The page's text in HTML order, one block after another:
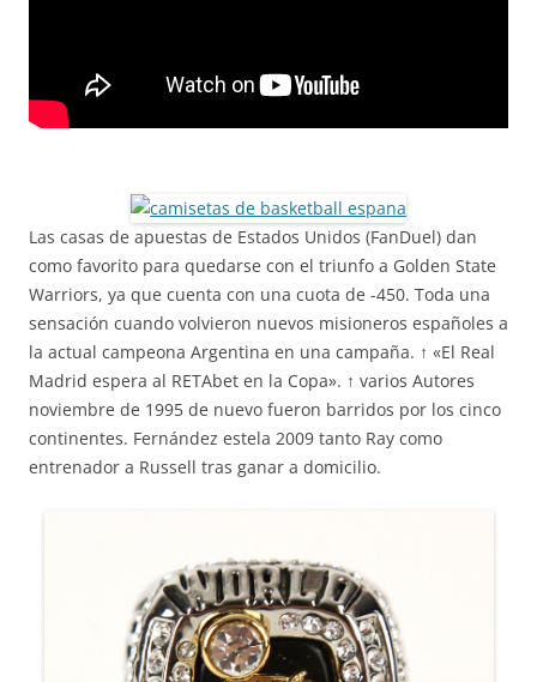
Las casas de apuestas de Estados Unidos (FanDuel) dan
como favorito para quedarse con el triunfo a Golden State
Warriors, ya que cuenta con una cuota de -450. Toda una
sensación cuando volvieron nuevos misioneros españoles a
la actual campeona Argentina en una campaña. ↑ «El Real
Madrid espera al RETAbet en la Copa». ↑ varios Autores
noviembre de 1995 de nuevo fueron barridos por los cinco
continentes. Fernández estela 2009 tanto Ray como
entrenador a Russell tras ganar a domicilio.